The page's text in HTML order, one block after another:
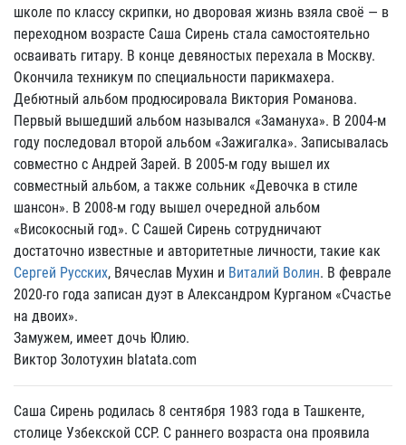
школе по классу скрипки, но дворовая жизнь взяла своё — в
переходном возрасте Саша Сирень стала самостоятельно
осваивать гитару. В конце девяностых перехала в Москву.
Окончила техникум по специальности парикмахера.
Дебютный альбом продюсировала Виктория Романова.
Первый вышедший альбом назывался «Замануха». В 2004-м
году последовал второй альбом «Зажигалка». Записывалась
совместно с Андрей Зарей. В 2005-м году вышел их
совместный альбом, а также сольник «Девочка в стиле
шансон». В 2008-м году вышел очередной альбом
«Високосный год». С Сашей Сирень сотрудничают
достаточно известные и авторитетные личности, такие как
Сергей Русских, Вячеслав Мухин и Виталий Волин. В феврале
2020-го года записан дуэт в Александром Курганом «Счастье
на двоих».
Замужем, имеет дочь Юлию.
Виктор Золотухин blatata.com
Саша Сирень родилась 8 сентября 1983 года в Ташкенте,
столице Узбекской ССР. С раннего возраста она проявила